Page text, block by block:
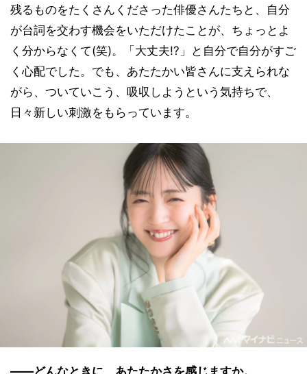
残るものをたくさんくださった俳優さんたちと、自分
が台詞を交わす機会をいただけたことが、ちょっとよ
く分からなくて(笑)。「大丈夫!?」と自分で自分がすご
く心配でした。でも、あたたかい皆さんに支えられな
がら、ついていこう、吸収しようという気持ちで、
日々新しい刺激をもらっています。